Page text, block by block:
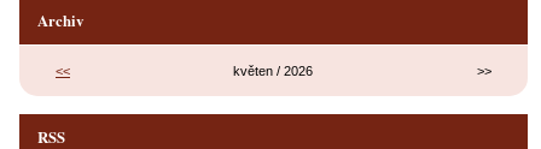
Archiv
<< květen / 2026 >>
RSS